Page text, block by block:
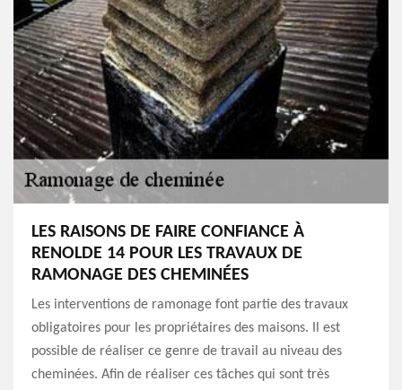
LES RAISONS DE FAIRE CONFIANCE À
RENOLDE 14 POUR LES TRAVAUX DE
RAMONAGE DES CHEMINÉES
Les interventions de ramonage font partie des travaux
obligatoires pour les propriétaires des maisons. Il est
possible de réaliser ce genre de travail au niveau des
cheminées. Afin de réaliser ces tâches qui sont très